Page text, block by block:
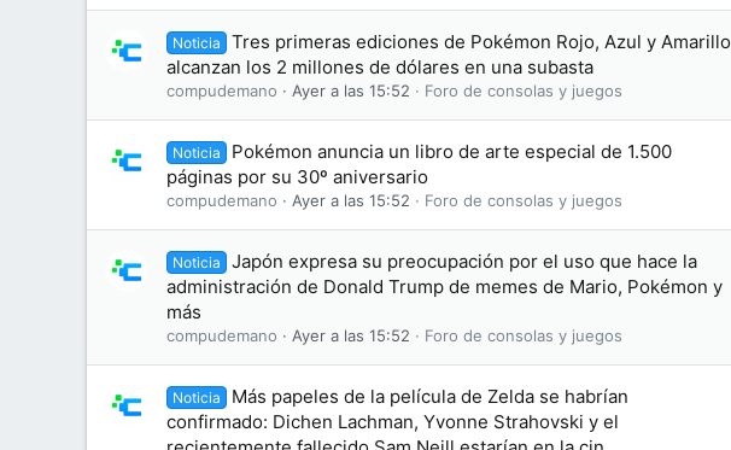
Noticia
Tres primeras ediciones de Pokémon Rojo, Azul y Amarillo
alcanzan los 2 millones de dólares en una subasta
compudemano Ayer a las 15:52 Foro de consolas y juegos
Noticia
Pokémon anuncia un libro de arte especial de 1.500
páginas por su 30º aniversario
compudemano Ayer a las 15:52 Foro de consolas y juegos
Noticia
Japón expresa su preocupación por el uso que hace la
administración de Donald Trump de memes de Mario, Pokémon y
más
compudemano Ayer a las 15:52 Foro de consolas y juegos
Noticia
Más papeles de la película de Zelda se habrían
confirmado: Dichen Lachman, Yvonne Strahovski y el